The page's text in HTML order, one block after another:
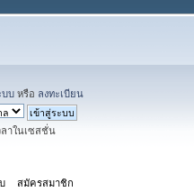
บบ หรือ ลงทะเบียน
ลาในเซสชั่น
สมัครสมาชิก